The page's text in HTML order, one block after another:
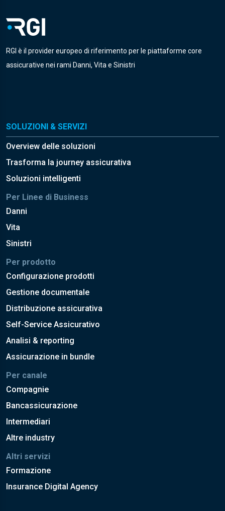
RGI è il provider europeo di riferimento per le piattaforme core
assicurative nei rami Danni, Vita e Sinistri
SOLUZIONI & SERVIZI
Overview delle soluzioni
Trasforma la journey assicurativa
Soluzioni intelligenti
Per Linee di Business
Danni
Vita
Sinistri
Per prodotto
Configurazione prodotti
Gestione documentale
Distribuzione assicurativa
Self-Service Assicurativo
Analisi & reporting
Assicurazione in bundle
Per canale
Compagnie
Bancassicurazione
Intermediari
Altre industry
Altri servizi
Formazione
Insurance Digital Agency